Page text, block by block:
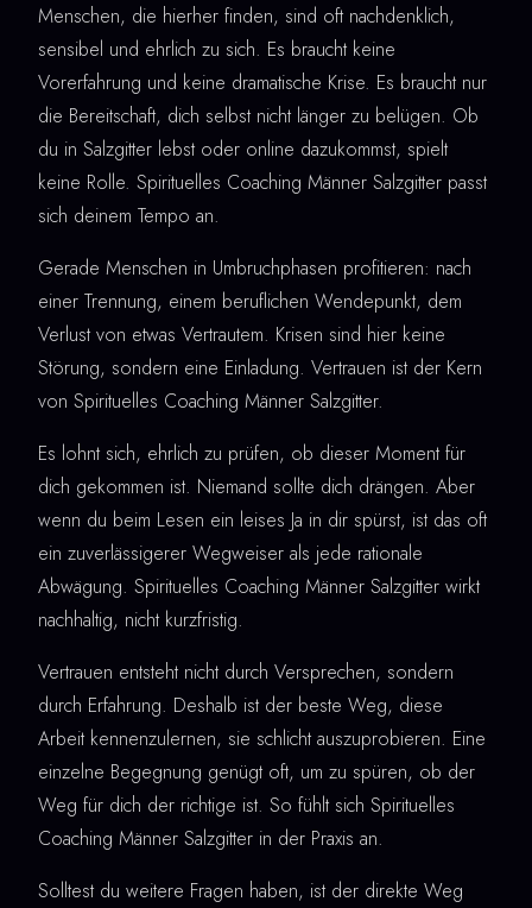
Menschen, die hierher finden, sind oft nachdenklich,
sensibel und ehrlich zu sich. Es braucht keine
Vorerfahrung und keine dramatische Krise. Es braucht nur
die Bereitschaft, dich selbst nicht länger zu belügen. Ob
du in Salzgitter lebst oder online dazukommst, spielt
keine Rolle. Spirituelles Coaching Männer Salzgitter passt
sich deinem Tempo an.
Gerade Menschen in Umbruchphasen profitieren: nach
einer Trennung, einem beruflichen Wendepunkt, dem
Verlust von etwas Vertrautem. Krisen sind hier keine
Störung, sondern eine Einladung. Vertrauen ist der Kern
von Spirituelles Coaching Männer Salzgitter.
Es lohnt sich, ehrlich zu prüfen, ob dieser Moment für
dich gekommen ist. Niemand sollte dich drängen. Aber
wenn du beim Lesen ein leises Ja in dir spürst, ist das oft
ein zuverlässigerer Wegweiser als jede rationale
Abwägung. Spirituelles Coaching Männer Salzgitter wirkt
nachhaltig, nicht kurzfristig.
Vertrauen entsteht nicht durch Versprechen, sondern
durch Erfahrung. Deshalb ist der beste Weg, diese
Arbeit kennenzulernen, sie schlicht auszuprobieren. Eine
einzelne Begegnung genügt oft, um zu spüren, ob der
Weg für dich der richtige ist. So fühlt sich Spirituelles
Coaching Männer Salzgitter in der Praxis an.
Solltest du weitere Fragen haben, ist der direkte Weg